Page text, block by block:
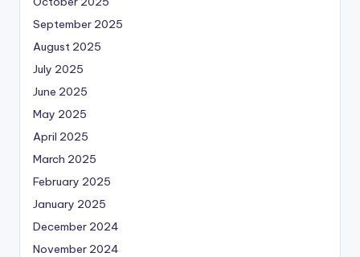
September 2025
August 2025
July 2025
June 2025
May 2025
April 2025
March 2025
February 2025
January 2025
December 2024
November 2024